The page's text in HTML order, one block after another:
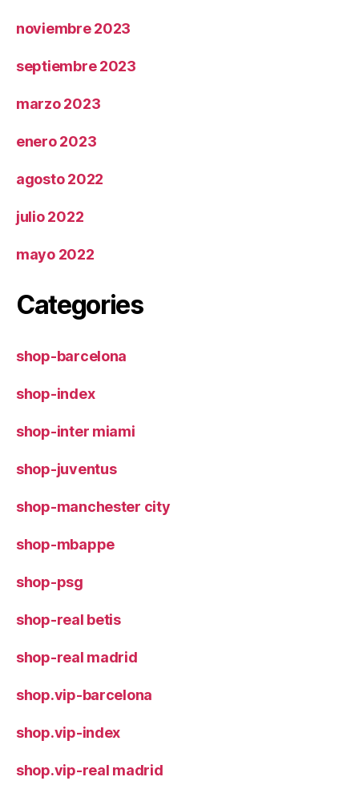
noviembre 2023
septiembre 2023
marzo 2023
enero 2023
agosto 2022
julio 2022
mayo 2022
Categories
shop-barcelona
shop-index
shop-inter miami
shop-juventus
shop-manchester city
shop-mbappe
shop-psg
shop-real betis
shop-real madrid
shop.vip-barcelona
shop.vip-index
shop.vip-real madrid